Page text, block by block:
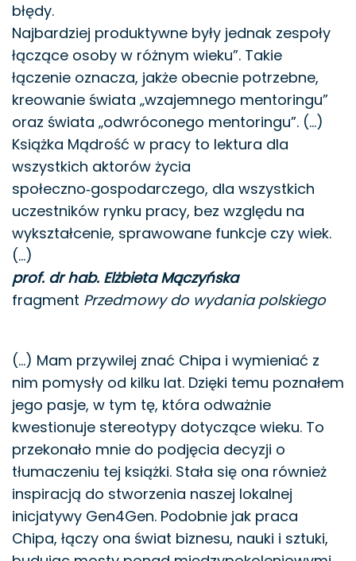
błędy.
Najbardziej produktywne były jednak zespoły
łączące osoby w różnym wieku”. Takie
łączenie oznacza, jakże obecnie potrzebne,
kreowanie świata „wzajemnego mentoringu”
oraz świata „odwróconego mentoringu”. (…)
Książka Mądrość w pracy to lektura dla
wszystkich aktorów życia
społeczno‑gospodarczego, dla wszystkich
uczestników rynku pracy, bez względu na
wykształcenie, sprawowane funkcje czy wiek.
(…)
prof. dr hab. Elżbieta Mączyńska
fragment Przedmowy do wydania polskiego
(…) Mam przywilej znać Chipa i wymieniać z
nim pomysły od kilku lat. Dzięki temu poznałem
jego pasje, w tym tę, która odważnie
kwestionuje stereotypy dotyczące wieku. To
przekonało mnie do podjęcia decyzji o
tłumaczeniu tej książki. Stała się ona również
inspiracją do stworzenia naszej lokalnej
inicjatywy Gen4Gen. Podobnie jak praca
Chipa, łączy ona świat biznesu, nauki i sztuki,